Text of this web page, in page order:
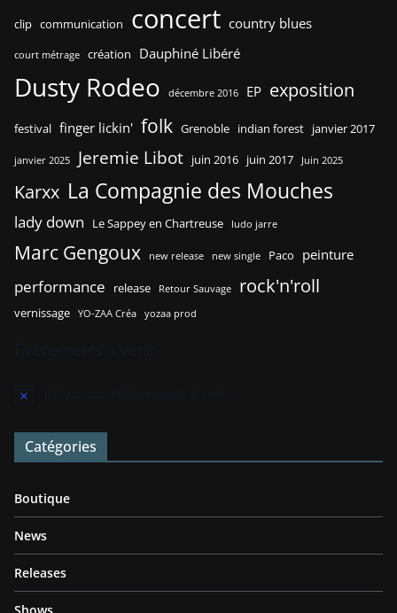
clip communication concert country blues
court métrage création Dauphiné Libéré
Dusty Rodeo décembre 2016 EP exposition
festival finger lickin' folk Grenoble indian forest janvier 2017
janvier 2025 Jeremie Libot juin 2016 juin 2017 Juin 2025
Karxx La Compagnie des Mouches
lady down Le Sappey en Chartreuse ludo jarre
Marc Gengoux new release new single Paco peinture
performance release Retour Sauvage rock'n'roll
vernissage YO-ZAA Créa yozaa prod
N
t
c
Catégories
Boutique
News
Releases